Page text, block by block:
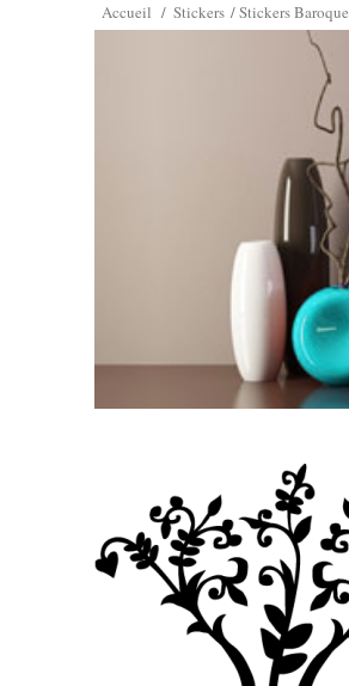
Accueil / Stickers /Stickers Baroque